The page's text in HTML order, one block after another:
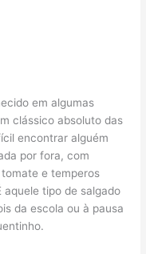
em algumas
clássico absoluto das
encontrar alguém
por fora, com
e temperos
aquele tipo de salgado
da escola ou à pausa